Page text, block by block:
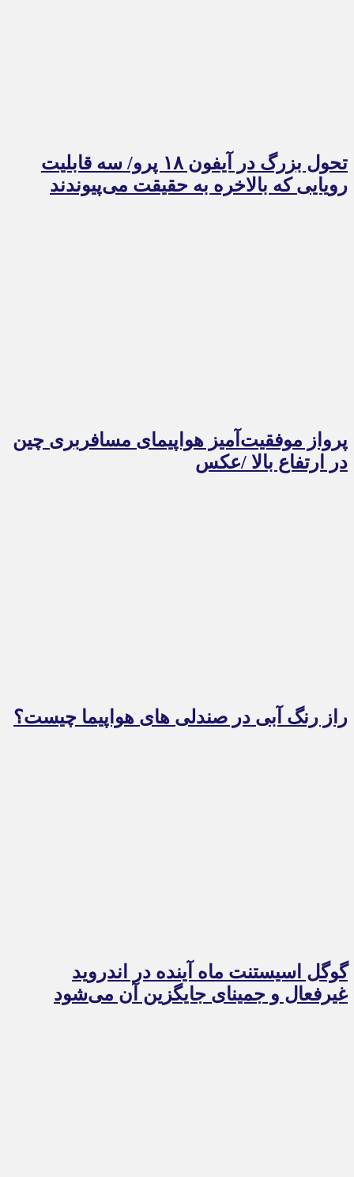
تحول بزرگ در آیفون ۱۸ پرو/ سه قابلیت
رویایی که بالاخره به حقیقت می‌پیوندند
پرواز موفقیت‌آمیز هواپیمای مسافربری چین
در ارتفاع بالا /عکس
راز رنگ آبی در صندلی های هواپیما چیست؟
گوگل اسیستنت ماه آینده در اندروید
غیرفعال و جمینای جایگزین آن می‌شود